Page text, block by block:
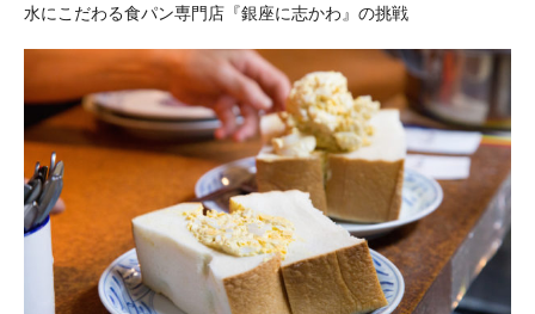
水にこだわる食パン専門店『銀座に志かわ』の挑戦